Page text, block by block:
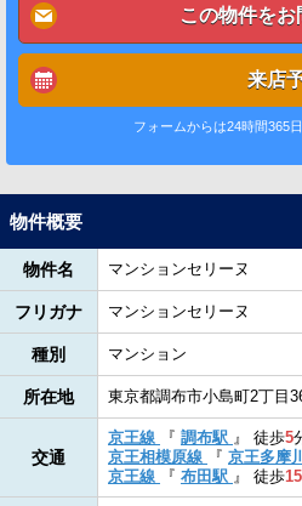
この物件を
来店
フォームからは24時間365
物件概要
物件名 マンションセリーヌ
フリガナ マンションセリーヌ
種別 マンション
所在地 東京都調布市小島町2丁目
交通
京王線 『 調布駅 』 徒歩5
京王相模原線
『 京王多摩
京王線
『 布田駅 』 徒歩15